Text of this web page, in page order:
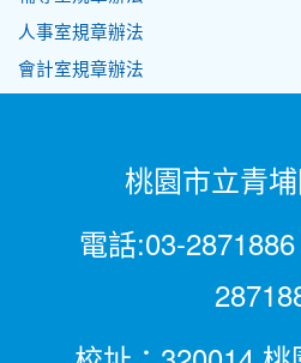
人事室規章辦法
會計室規章辦法
桃園市立青
電話:03-